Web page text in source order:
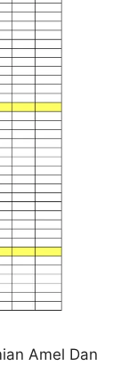
Amel Dan